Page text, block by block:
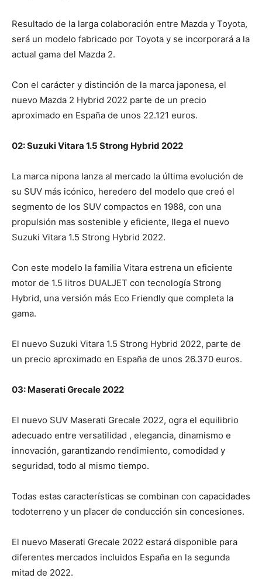
Resultado de la larga colaboración entre Mazda y Toyota,
será un modelo fabricado por Toyota y se incorporará a la
actual gama del Mazda 2.
Con el carácter y distinción de la marca japonesa, el
nuevo Mazda 2 Hybrid 2022 parte de un precio
aproximado en España de unos 22.121 euros.
02: Suzuki Vitara 1.5 Strong Hybrid 2022
La marca nipona lanza al mercado la última evolución de
su SUV más icónico, heredero del modelo que creó el
segmento de los SUV compactos en 1988, con una
propulsión mas sostenible y eficiente, llega el nuevo
Suzuki Vitara 1.5 Strong Hybrid 2022.
Con este modelo la familia Vitara estrena un eficiente
motor de 1.5 litros DUALJET con tecnología Strong
Hybrid, una versión más Eco Friendly que completa la
gama.
El nuevo Suzuki Vitara 1.5 Strong Hybrid 2022, parte de
un precio aproximado en España de unos 26.370 euros.
03: Maserati Grecale 2022
El nuevo SUV Maserati Grecale 2022, ogra el equilibrio
adecuado entre versatilidad , elegancia, dinamismo e
innovación, garantizando rendimiento, comodidad y
seguridad, todo al mismo tiempo.
Todas estas características se combinan con capacidades
todoterreno y un placer de conducción sin concesiones.
El nuevo Maserati Grecale 2022 estará disponible para
diferentes mercados incluidos España en la segunda
mitad de 2022.